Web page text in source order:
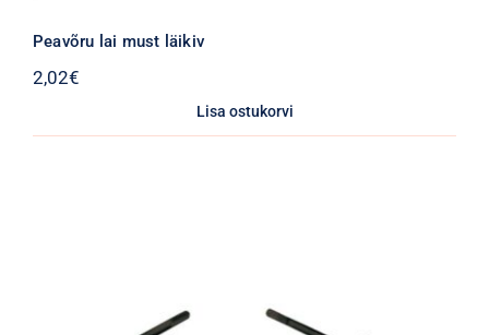
Peavõru lai must läikiv
2,02€
Lisa ostukorvi